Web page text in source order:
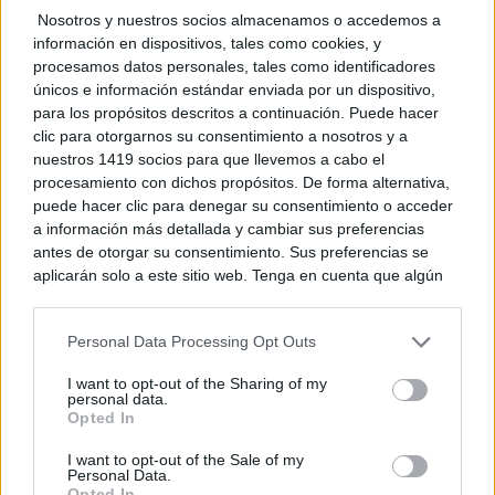
Nosotros y nuestros socios almacenamos o accedemos a
información en dispositivos, tales como cookies, y
procesamos datos personales, tales como identificadores
únicos e información estándar enviada por un dispositivo,
para los propósitos descritos a continuación. Puede hacer
clic para otorgarnos su consentimiento a nosotros y a
nuestros 1419 socios para que llevemos a cabo el
procesamiento con dichos propósitos. De forma alternativa,
puede hacer clic para denegar su consentimiento o acceder
a información más detallada y cambiar sus preferencias
antes de otorgar su consentimiento. Sus preferencias se
aplicarán solo a este sitio web. Tenga en cuenta que algún
rechazar tal procesamiento. Puede cambiar sus preferencias
a este sitio y haciendo clic en el botón "Privacidad" en la
parte inferior de la página web.
Please note that this website/app uses one or more Google
services and may gather and store information including but
Personal Data Processing Opt Outs
I want to opt-out of the Sharing of my
personal data.
Opted In
I want to opt-out of the Sale of my
Personal Data.
¿Creías que era cosa tuya? La ciencia dice que no